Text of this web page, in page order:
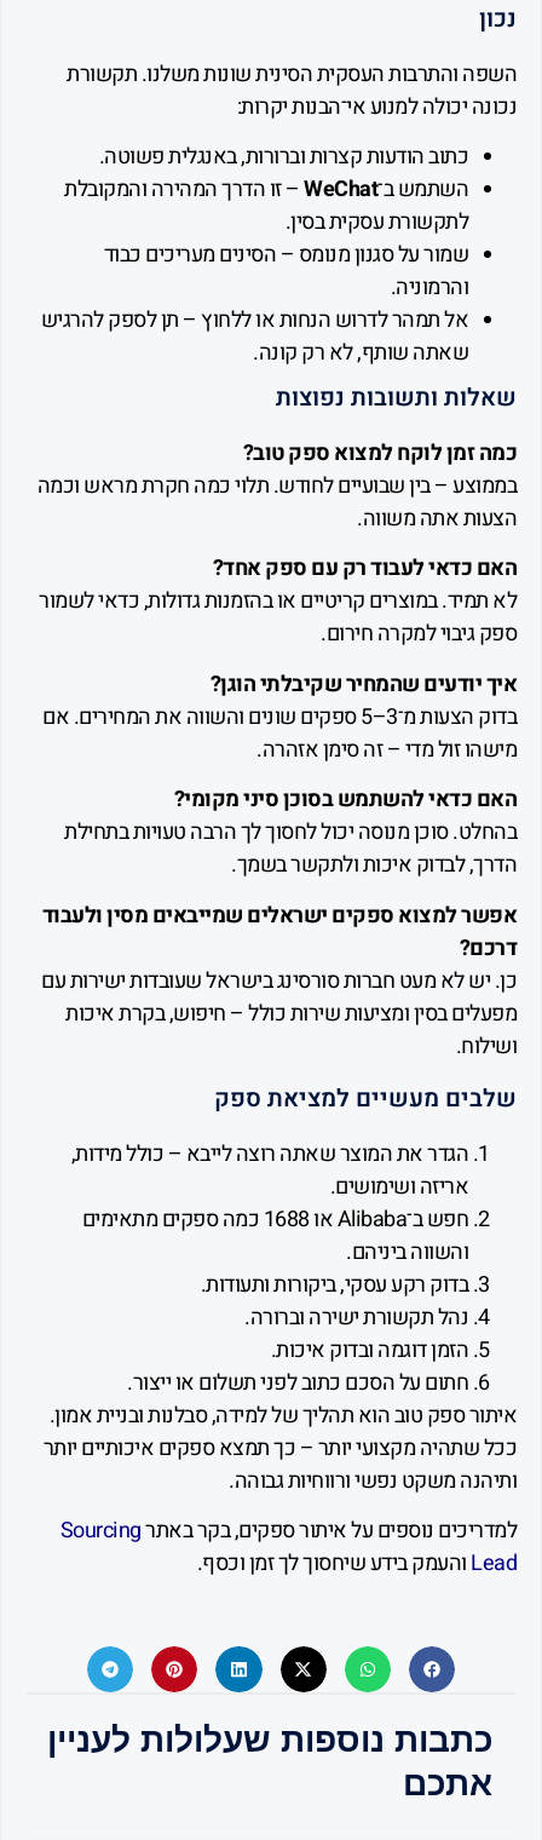
והתרבות העסקית הסינית שונות משלנו. תקשורת
יכולה למנוע אי־הבנות יקרות:
כתוב הודעות קצרות וברורות, באנגלית פשוטה.
השתמש ב־WeChat– זו הדרך המהירה והמקובלת
לתקשורת עסקית בסין.
שמור על סגנון מנומס – הסינים מעריכים כבוד
והרמוניה.
אל תמהר לדרוש הנחות או ללחוץ – תן לספק להרגיש
שאתה שותף, לא רק קונה.
ותשובות נפוצות
לוקח למצוא ספק טוב?
– בין שבועיים לחודש. תלוי כמה חקרת מראש וכמה
אתה משווה.
לעבוד רק עם ספק אחד?
במוצרים קריטיים או בהזמנות גדולות, כדאי לשמור
למקרה חירום.
שהמחיר שקיבלתי הוגן?
בדוק הצעות מ־3–5 ספקים שונים והשווה את המחירים. אם
זול מדי – זה סימן אזהרה.
להשתמש בסוכן סיני מקומי?
סוכן מנוסה יכול לחסוך לך הרבה טעויות בתחילת
לבדוק איכות ולתקשר בשמך.
למצוא ספקים ישראלים שמייבאים מסין ולעבוד
לא מעט חברות סורסינג בישראל שעובדות ישירות עם
בסין ומציעות שירות כולל – חיפוש, בקרת איכות
מעשיים למציאת ספק
הגדר את המוצר שאתה רוצה לייבא – כולל מידות,
אריזה ושימושים.
חפש ב־Alibaba או 1688 כמה ספקים מתאימים
והשווה ביניהם.
בדוק רקע עסקי, ביקורות ותעודות.
נהל תקשורת ישירה וברורה.
הזמן דוגמה ובדוק איכות.
חתום על הסכם כתוב לפני תשלום או ייצור.
ספק טוב הוא תהליך של למידה, סבלנות ובניית אמון.
מקצועי יותר – כך תמצא ספקים איכותיים יותר
משקט נפשי ורווחיות גבוהה.
נוספים על איתור ספקים, בקר באתרSourcing
והעמק בידע שיחסוך לך זמן וכסף.
נוספות שעלולות לעניין